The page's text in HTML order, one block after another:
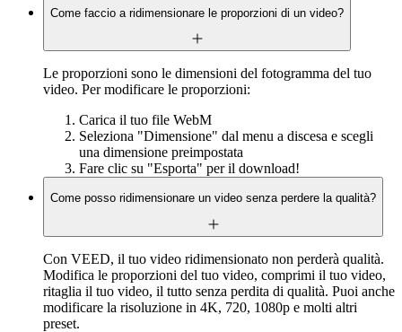
Come faccio a ridimensionare le proporzioni di un video?
Le proporzioni sono le dimensioni del fotogramma del tuo
video. Per modificare le proporzioni:
Carica il tuo file WebM
Seleziona "Dimensione" dal menu a discesa e scegli
una dimensione preimpostata
Fare clic su "Esporta" per il download!
Come posso ridimensionare un video senza perdere la qualità?
Con VEED, il tuo video ridimensionato non perderà qualità.
Modifica le proporzioni del tuo video, comprimi il tuo video,
ritaglia il tuo video, il tutto senza perdita di qualità. Puoi anche
modificare la risoluzione in 4K, 720, 1080p e molti altri
preset.